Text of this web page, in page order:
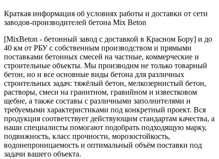
Краткая информация об условиях работы и доставки от сети
заводов-производителей бетона Mix Beton
[MixBeton - бетонный завод с доставкой в Красном Бору] и до
40 км от РБУ с собственным производством и прямыми
поставками бетонных смесей на частные, коммерческие и
строительные объекты. Мы производим не только товарный
бетон, но и все основные виды бетона для различных
строительных задач: тяжёлый бетон, мелкозернистый бетон,
растворы, смеси на гранитном, гравийном и известковом
щебне, а также составы с различными заполнителями и
требуемыми характеристиками под конкретный проект. Вся
продукция соответствует действующим стандартам качества, а
наши специалисты помогают подобрать подходящую марку,
подвижность, класс прочности, морозостойкость,
водонепроницаемость и оптимальный объём поставки под
задачи вашего объекта.